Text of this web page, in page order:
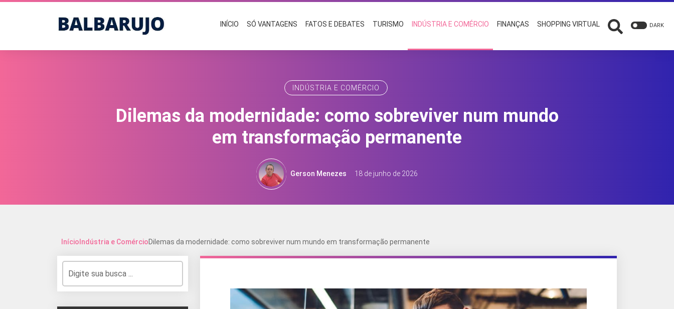
INÍCIO SÓ VANTAGENS FATOS E DEBATES TURISMO INDÚSTRIA E COMÉRCIO FINANÇAS SHOPPING VIRTUAL DARK
INDÚSTRIA E COMÉRCIO
Dilemas da modernidade: como sobreviver num mundo
em transformação permanente
Gerson Menezes 18 de junho de 2026
Início Indústria e ComércioDilemas da modernidade: como sobreviver num mundo em transformação permanente